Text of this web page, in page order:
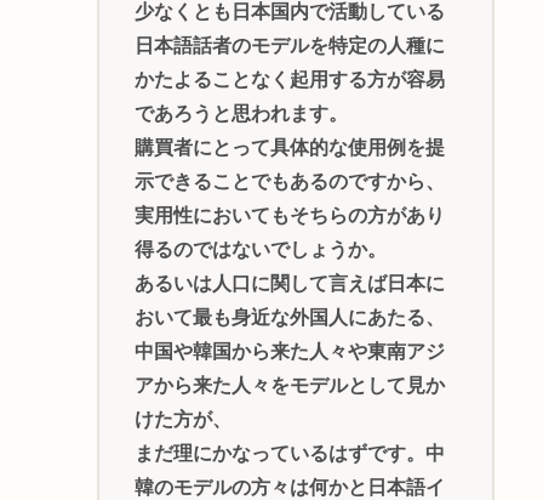
少なくとも日本国内で活動している
日本語話者のモデルを特定の人種に
かたよることなく起用する方が容易
であろうと思われます。
購買者にとって具体的な使用例を提
示できることでもあるのですから、
実用性においてもそちらの方があり
得るのではないでしょうか。
あるいは人口に関して言えば日本に
おいて最も身近な外国人にあたる、
中国や韓国から来た人々や東南アジ
アから来た人々をモデルとして見か
けた方が、
まだ理にかなっているはずです。中
韓のモデルの方々は何かと日本語イ